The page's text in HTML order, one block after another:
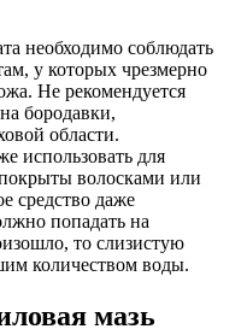
необходимо соблюдать
у которых чрезмерно
Не рекомендуется
бородавки,
области.
использовать для
волосками или
средство даже
попадать на
то слизистую
количеством воды.
мазь